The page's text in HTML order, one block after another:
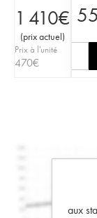
1 410€
(prix actuel)
Prix à l'unité
470€
aux